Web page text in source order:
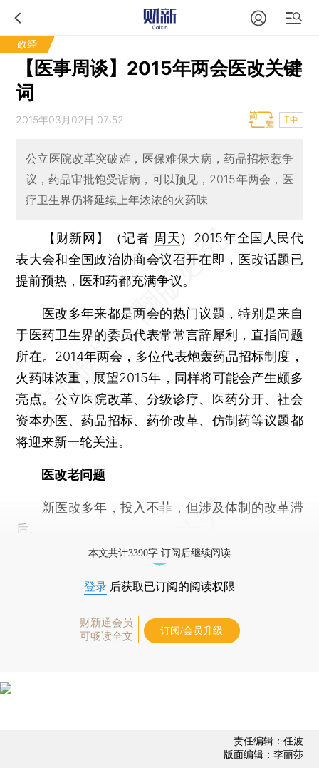
政经
【医事周谈】2015年两会医改关键
词
2015年03月02日 07:52 T中
公立医院改革突破难，医保难保大病，药品招标惹争
议，药品审批饱受诟病，可以预见，2015年两会，医
疗卫生界仍将延续上年浓浓的火药味
【财新网】（记者 周天） 2015年全国人民代
表大会和全国政治协商会议召开在即， 医改话题已
提前预热，医和药都充满争议。
医改多年来都是两会的热门议题，特别是来自
于医药卫生界的委员代表常常言辞犀利，直指问题
所在。2014年两会，多位代表炮轰药品招标制度，
火药味浓重，展望2015年，同样将可能会产生颇多
亮点。公立医院改革、分级诊疗、医药分开、社会
资本办医、药品招标、药价改革、仿制药等议题都
将迎来新一轮关注。
医改老问题
新医改多年，投入不菲，但涉及体制的改革滞
后。
本文共计3390字 订阅后继续阅读
登录 后获取已订阅的阅读权限
财新通会员
可畅读全文
订阅/会员升级
责任编辑：任波
版面编辑：李丽莎